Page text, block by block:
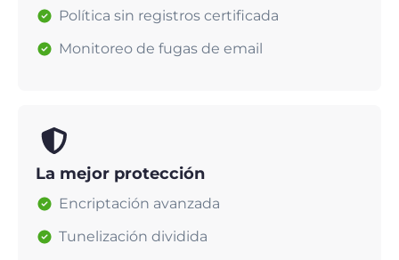
Política sin registros certificada
Monitoreo de fugas de email
La mejor protección
Encriptación avanzada
Tunelización dividida